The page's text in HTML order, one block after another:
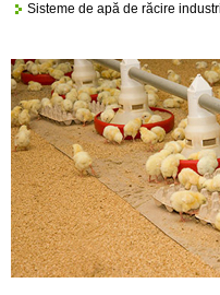
Sisteme de apă de răcire